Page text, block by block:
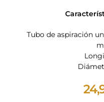
Tubo de aspiración